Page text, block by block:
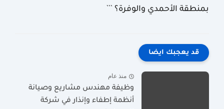
بمنطقة الأحمدي والوفرة؟ ```
قد يعجبك ايضا
منذ عام
وظيفة مهندس مشاريع وصيانة
أنظمة إطفاء وإنذار في شركة